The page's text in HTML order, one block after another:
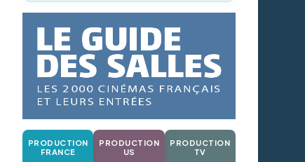
PRODUCTION
FRANCE
PRODUCTION
US
PRODUCTION
TV